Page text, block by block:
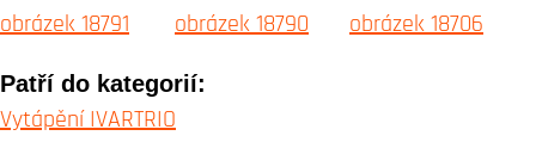
Patří do kategorií:
Vytápění IVARTRIO